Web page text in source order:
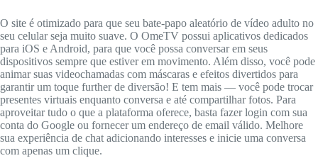
O site é otimizado para que seu bate-papo aleatório de vídeo adulto no
seu celular seja muito suave. O OmeTV possui aplicativos dedicados
para iOS e Android, para que você possa conversar em seus
dispositivos sempre que estiver em movimento. Além disso, você pode
animar suas videochamadas com máscaras e efeitos divertidos para
garantir um toque further de diversão! E tem mais — você pode trocar
presentes virtuais enquanto conversa e até compartilhar fotos. Para
aproveitar tudo o que a plataforma oferece, basta fazer login com sua
conta do Google ou fornecer um endereço de email válido. Melhore
sua experiência de chat adicionando interesses e inicie uma conversa
com apenas um clique.